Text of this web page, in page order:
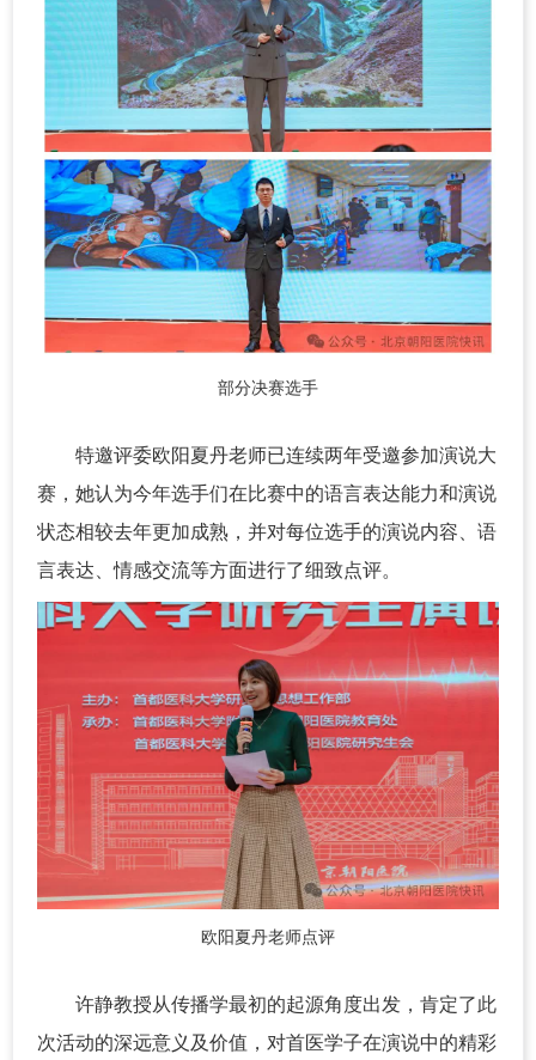
部分决赛选手
特邀评委欧阳夏丹老师已连续两年受邀参加演说大
赛，她认为今年选手们在比赛中的语言表达能力和演说
状态相较去年更加成熟，并对每位选手的演说内容、语
言表达、情感交流等方面进行了细致点评。
欧阳夏丹老师点评
许静教授从传播学最初的起源角度出发，肯定了此
次活动的深远意义及价值，对首医学子在演说中的精彩